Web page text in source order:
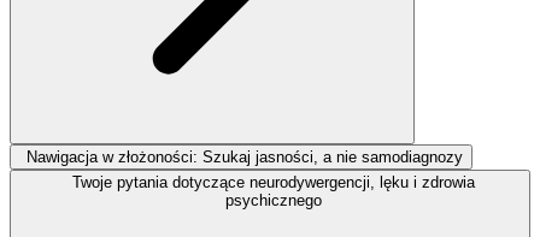
Nawigacja w złożoności: Szukaj jasności, a nie samodiagnozy
Twoje pytania dotyczące neurodywergencji, lęku i zdrowia
psychicznego